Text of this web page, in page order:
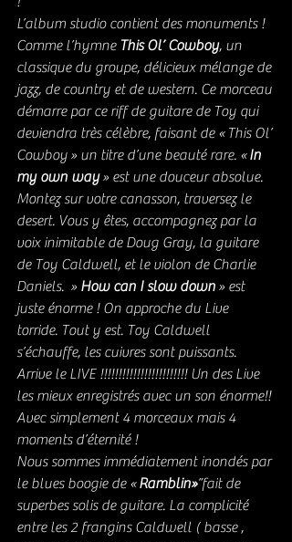
L’album studio contient des monuments !
Comme l’hymne This Ol’ Cowboy, un
classique du groupe, délicieux mélange de
jazz, de country et de western. Ce morceau
démarre par ce riff de guitare de Toy qui
deviendra très célèbre, faisant de « This Ol’
Cowboy » un titre d’une beauté rare. « In
my own way » est une douceur absolue.
Montez sur votre canasson, traversez le
desert. Vous y êtes, accompagnez par la
voix inimitable de Doug Gray, la guitare
de Toy Caldwell, et le violon de Charlie
Daniels.  » How can I slow down » est
juste énorme ! On approche du Live
torride. Tout y est. Toy Caldwell
s’échauffe, les cuivres sont puissants.
Arrive le LIVE !!!!!!!!!!!!!!!!!!!!!!!! Un des Live
les mieux enregistrés avec un son énorme!!
Avec simplement 4 morceaux mais 4
moments d’éternité !
Nous sommes immédiatement inondés par
le blues boogie de « Ramblin»”fait de
superbes solis de guitare. La complicité
entre les 2 frangins Caldwell ( basse ,